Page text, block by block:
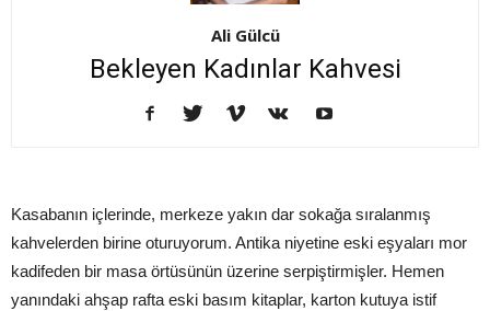
Ali Gülcü
Bekleyen Kadınlar Kahvesi
Kasabanın içlerinde, merkeze yakın dar sokağa sıralanmış
kahvelerden birine oturuyorum. Antika niyetine eski eşyaları mor
kadifeden bir masa örtüsünün üzerine serpiştirmişler. Hemen
yanındaki ahşap rafta eski basım kitaplar, karton kutuya istif